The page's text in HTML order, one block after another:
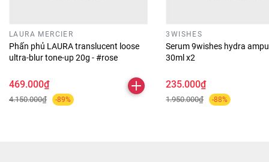
LAURA MERCIER
Phấn phủ LAURA translucent loose
ultra-blur tone-up 20g - #rose
469.000₫
4.150.000₫ -89%
3WISHES
Serum 9wishes hydra
30ml x2
235.000₫
1.950.000₫ -88%